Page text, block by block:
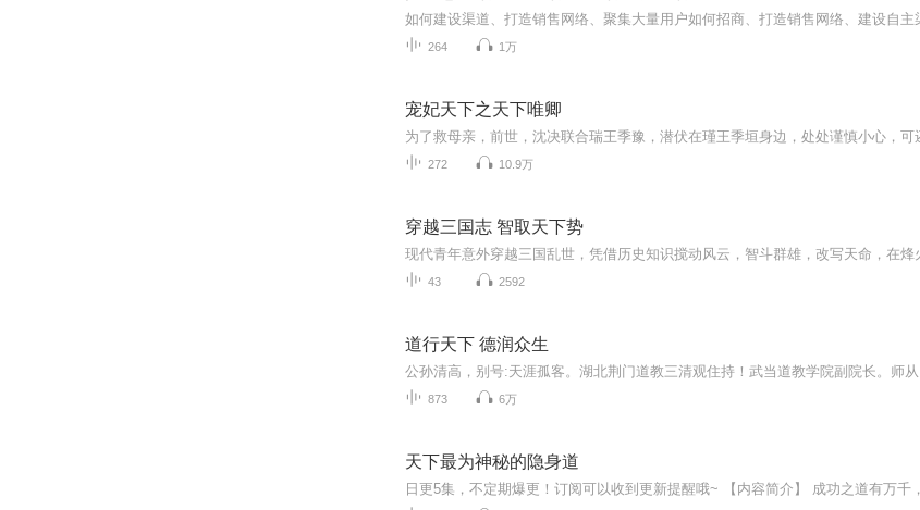
264 1万
宠妃天下之天下唯卿
272 10.9万
穿越三国志 智取天下势
现代青年意外穿越三国乱世，凭借历史知识搅动风云，智斗群雄，改写天命，在烽
43 2592
道行天下 德润众生
873 6万
天下最为神秘的隐身道